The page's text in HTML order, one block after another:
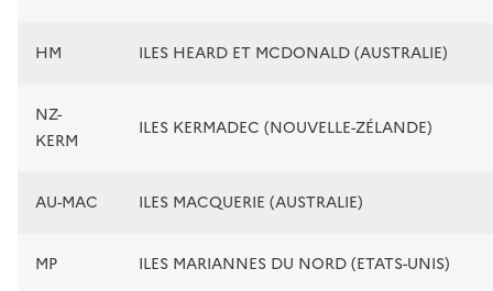
HM ILES HEARD ET MCDONALD (AUSTRALIE)
NZ-
KERM
ILES KERMADEC (NOUVELLE-ZÉLANDE)
AU-MAC ILES MACQUERIE (AUSTRALIE)
MP ILES MARIANNES DU NORD (ETATS-UNIS)